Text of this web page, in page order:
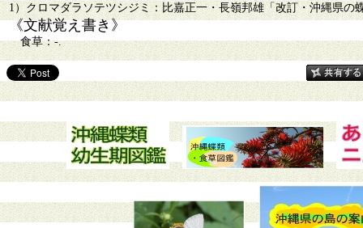
1）クロマダラソテツシジミ：比嘉正一・長嶺邦雄「改訂・沖縄県の
《文献覚え書き》
食草：-.